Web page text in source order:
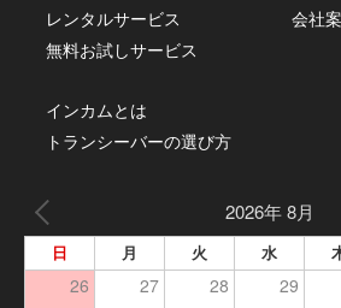
レンタルサービス
無料お試しサービス
会社
インカムとは
トランシーバーの選び方
2026年 8月
日 月 火 水
26 27 28 29